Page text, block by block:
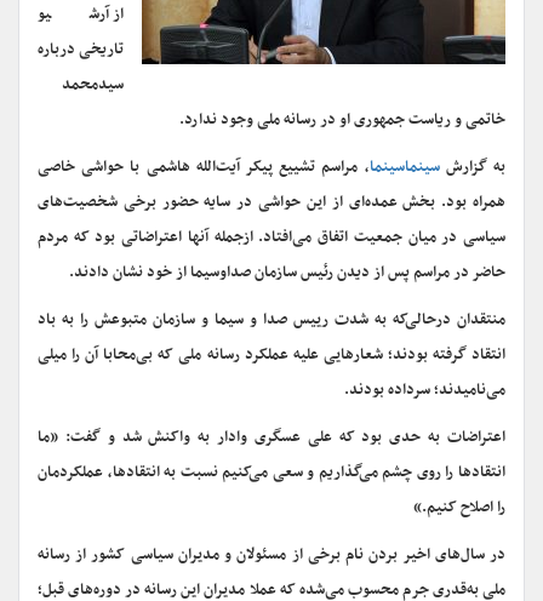
از آرشیو
تاریخی درباره
سیدمحمد
خاتمی و ریاست جمهوری او در رسانه ملی وجود ندارد.
به گزارشسینماسینما، مراسم تشییع پیکر آیت‌الله هاشمی با حواشی خاصی
همراه بود. بخش عمده‌ای از این حواشی در سایه حضور برخی شخصیت‌های
سیاسی در میان جمعیت اتفاق می‌افتاد. ازجمله آنها اعتراضاتی بود که مردم
حاضر در مراسم پس از دیدن رئیس سازمان صداوسیما از خود نشان دادند.
منتقدان درحالی‌که به شدت رییس صدا و سیما و سازمان متبوعش را به باد
انتقاد گرفته بودند؛ شعارهایی علیه عملکرد رسانه ملی که بی‌محابا آن را میلی
می‌نامیدند؛ سرداده بودند.
اعتراضات به حدی بود که علی عسگری وادار به واکنش شد و گفت: «ما
انتقادها را روی چشم می‌گذاریم و سعی می‌کنیم نسبت به انتقادها، عملکردمان
را اصلاح کنیم.»
در سال‌های اخیر بردن نام برخی از مسئولان و مدیران سیاسی کشور از رسانه
ملی به‌قدری جرم محسوب می‌شده که عملا مدیران این رسانه در دوره‌های قبل؛